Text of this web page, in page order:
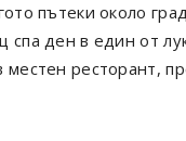
пътеки около
спа ден в един от
местен ресторант,